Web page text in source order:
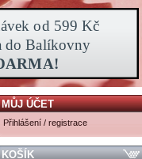
MŮJ ÚČET
Přihlášení / registrace
KOŠÍK